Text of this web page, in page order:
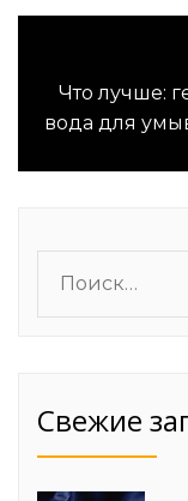
Что лучше:
вода для
Свежие